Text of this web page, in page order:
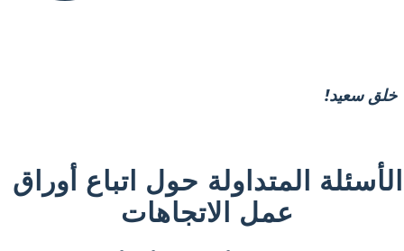
خلق سعيد!
الأسئلة المتداولة حول اتباع أوراق
عمل الاتجاهات